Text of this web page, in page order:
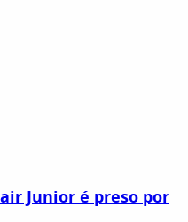
Junior é preso por